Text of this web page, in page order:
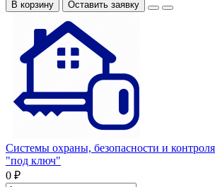
В корзину Оставить заявку
Системы охраны, безопасности и
"под ключ"
0 ₽